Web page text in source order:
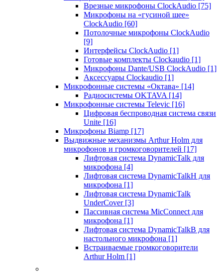
Врезные микрофоны ClockAudio [75]
Микрофоны на «гусиной шее»
ClockAudio [60]
Потолочные микрофоны ClockAudio
[9]
Интерфейсы ClockAudio [1]
Готовые комплекты Clockaudio [1]
Микрофоны Dante/USB ClockAudio [1]
Аксессуары Clockaudio [1]
Микрофонные системы «Октава» [14]
Радиосистемы OKTAVA [14]
Микрофонные системы Televic [16]
Цифровая беспроводная система связи
Unite [16]
Микрофоны Biamp [17]
Выдвижные механизмы Arthur Holm для
микрофонов и громкоговорителей [17]
Лифтовая система DynamicTalk для
микрофона [4]
Лифтовая система DynamicTalkH для
микрофона [1]
Лифтовая система DynamicTalk
UnderCover [3]
Пассивная система MicConnect для
микрофона [1]
Лифтовая система DynamicTalkB для
настольного микрофона [1]
Встраиваемые громкоговорители
Arthur Holm [1]